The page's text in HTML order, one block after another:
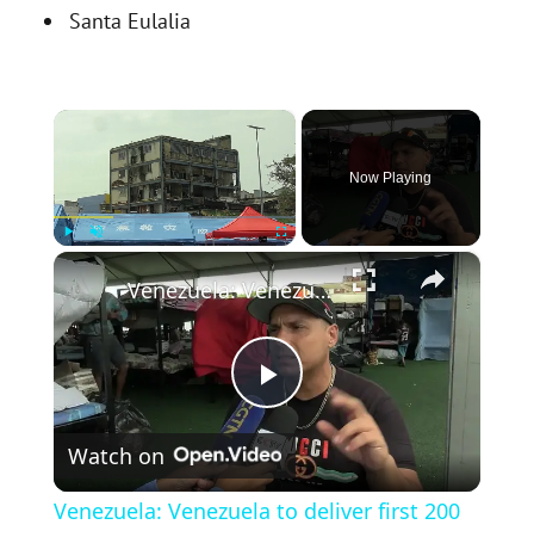
Santa Eulalia
×
Play Unmute
Now Playing
×
P
l
Venezuela: Venezuela to deliver first 200 homes for earthquake victims.
Watch on
Venezuela: Venezuela to deliver first 200